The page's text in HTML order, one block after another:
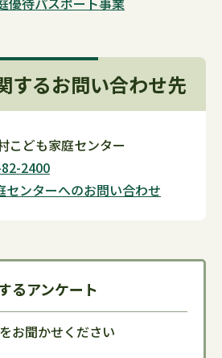
するお問い合わせ先
こども家庭センター
2400
センターへのお問い合わせ
るアンケート
お聞かせください